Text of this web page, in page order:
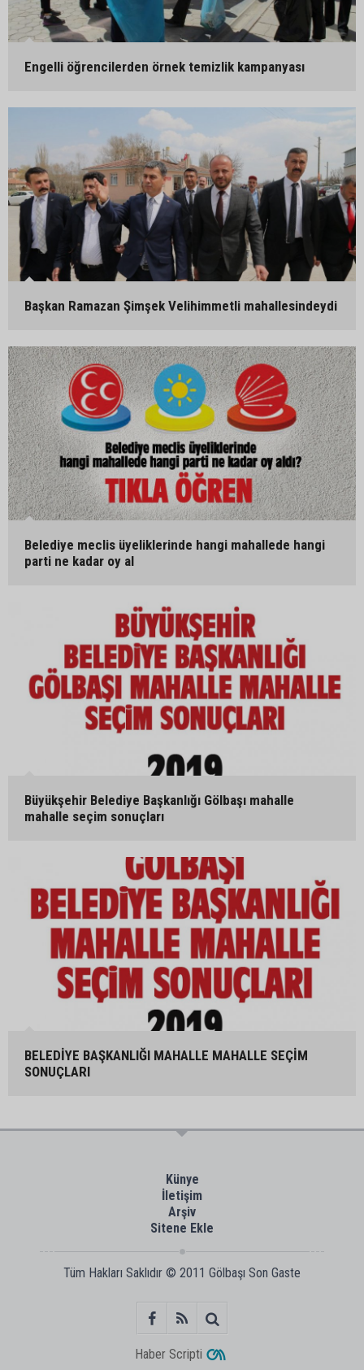
Engelli öğrencilerden örnek temizlik kampanyası
Başkan Ramazan Şimşek Velihimmetli mahallesindeydi
Belediye meclis üyeliklerinde hangi mahallede hangi
parti ne kadar oy al
Büyükşehir Belediye Başkanlığı Gölbaşı mahalle
mahalle seçim sonuçları
BELEDİYE BAŞKANLIĞI MAHALLE MAHALLE SEÇİM
SONUÇLARI
Künye
İletişim
Arşiv
Sitene Ekle
Tüm Hakları Saklıdır © 2011 Gölbaşı Son Gaste
Haber Scripti